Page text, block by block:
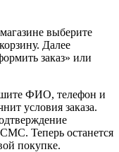
выберите
Далее
заказ» или
ФИО, телефон и
условия заказа.
Теперь останется
покупке.